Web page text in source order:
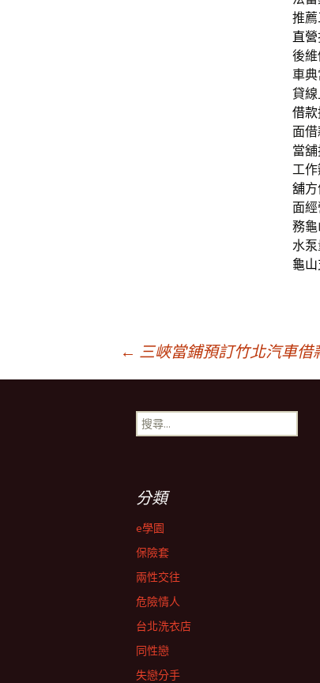
推薦
直營
後
車
貸
借款
面
當
工
舖
面
務
水
龜
← 三峽當鋪預訂竹北汽車
搜
尋
分類
e學園
保險套
兩性交往
危險情人
台北洗衣店
同性戀
失戀分手